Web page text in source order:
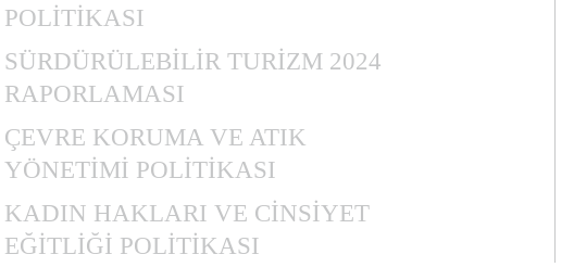
POLİTİKASI
SÜRDÜRÜLEBİLİR TURİZM 2024
RAPORLAMASI
ÇEVRE KORUMA VE ATIK
YÖNETİMİ POLİTİKASI
KADIN HAKLARI VE CİNSİYET
EĞİTLİĞİ POLİTİKASI